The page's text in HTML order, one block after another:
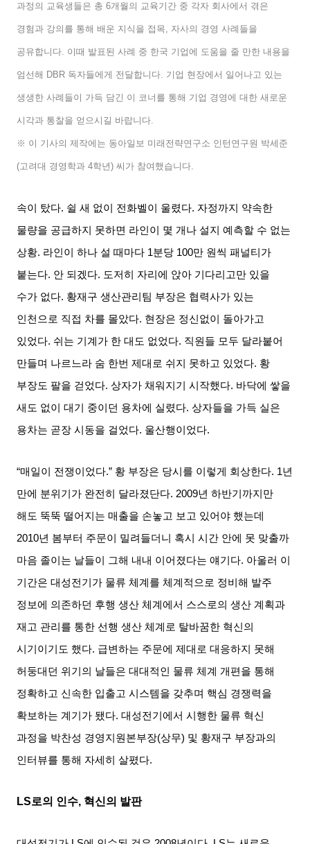
과정의 교육생들은 총 6개월의 교육기간 중 각자 회사에서 겪은
경험과 강의를 통해 배운 지식을 접목, 자사의 경영 사례들을
공유합니다. 이때 발표된 사례 중 한국 기업에 도움을 줄 만한 내용을
엄선해 DBR 독자들에게 전달합니다. 기업 현장에서 일어나고 있는
생생한 사례들이 가득 담긴 이 코너를 통해 기업 경영에 대한 새로운
시각과 통찰을 얻으시길 바랍니다.
※ 이 기사의 제작에는 동아일보 미래전략연구소 인턴연구원 박세준
(고려대 경영학과 4학년)씨가 참여했습니다.
속이 탔다. 쉴 새 없이 전화벨이 울렸다. 자정까지 약속한
물량을 공급하지 못하면 라인이 몇 개나 설지 예측할 수 없는
상황. 라인이 하나 설 때마다 1분당 100만 원씩 패널티가
붙는다. 안 되겠다. 도저히 자리에 앉아 기다리고만 있을
수가 없다. 황재구 생산관리팀 부장은 협력사가 있는
인천으로 직접 차를 몰았다. 현장은 정신없이 돌아가고
있었다. 쉬는 기계가 한 대도 없었다. 직원들 모두 달라붙어
만들며 나르느라 숨 한번 제대로 쉬지 못하고 있었다. 황
부장도 팔을 걷었다.상자가 채워지기 시작했다. 바닥에 쌓을
새도 없이 대기 중이던 용차에 실렸다.상자들을 가득 실은
용차는 곧장 시동을 걸었다. 울산행이었다.
“매일이 전쟁이었다.” 황 부장은 당시를 이렇게 회상한다. 1년
만에 분위기가 완전히 달라졌단다. 2009년 하반기까지만
해도 뚝뚝 떨어지는 매출을 손놓고 보고 있어야 했는데
2010년 봄부터 주문이 밀려들더니 혹시 시간 안에 못 맞출까
마음 졸이는 날들이 그해 내내 이어졌다는 얘기다. 아울러 이
기간은 대성전기가 물류 체계를 체계적으로 정비해 발주
정보에 의존하던 후행 생산 체계에서 스스로의 생산 계획과
재고 관리를 통한 선행 생산 체계로 탈바꿈한 혁신의
시기이기도 했다. 급변하는 주문에 제대로 대응하지 못해
허둥대던 위기의 날들은 대대적인 물류 체계 개편을 통해
정확하고 신속한 입출고 시스템을 갖추며 핵심 경쟁력을
확보하는 계기가 됐다.대성전기에서 시행한 물류 혁신
과정을 박찬성 경영지원본부장(상무) 및 황재구 부장과의
인터뷰를 통해 자세히 살폈다.
LS로의 인수, 혁신의 발판